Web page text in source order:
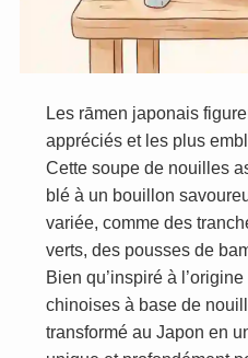
Les rāmen japonais
appréciés et les plus
Cette soupe de nouilles
blé à un bouillon
variée, comme des
verts, des pousses de
Bien qu’inspiré à
chinoises à base de
transformé au Japon en